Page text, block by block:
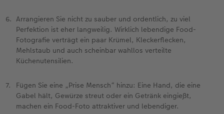
Arrangieren Sie nicht zu sauber und ordentlich, zu viel
Perfektion ist eher langweilig. Wirklich lebendige Food-
Fotografie verträgt ein paar Krümel, Kleckerflecken,
Mehlstaub und auch scheinbar wahllos verteilte
Küchenutensilien.
Fügen Sie eine „Prise Mensch“ hinzu: Eine Hand, die eine
Gabel hält, Gewürze streut oder ein Getränk eingießt,
machen ein Food-Foto attraktiver und lebendiger.